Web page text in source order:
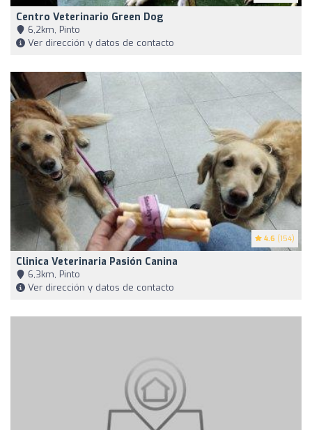
Centro Veterinario Green Dog
6,2km, Pinto
Ver dirección y datos de contacto
4.6 (154)
Clinica Veterinaria Pasión Canina
6,3km, Pinto
Ver dirección y datos de contacto